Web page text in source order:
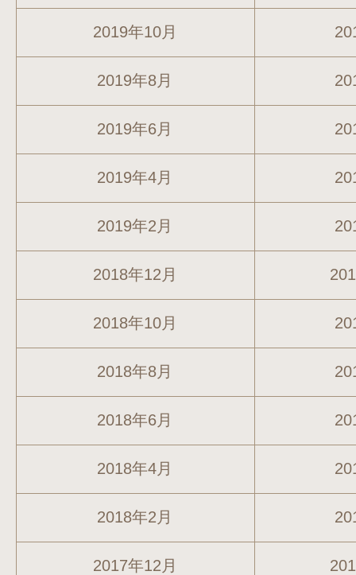
2019年10月
2019年8月
2019年6月
2019年4月
2019年2月
2018年12月
2018年10月
2018年8月
2018年6月
2018年4月
2018年2月
2017年12月